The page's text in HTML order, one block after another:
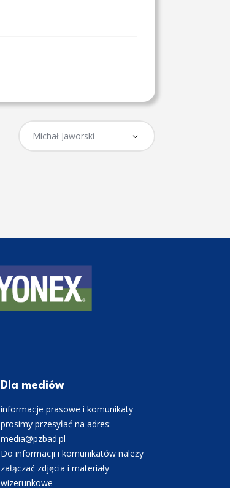
Dla mediów
informacje prasowe i komunikaty
prosimy przesyłać na adres:
media@pzbad.pl
Do informacji i komunikatów należy
załączać zdjęcia i materiały
wizerunkowe